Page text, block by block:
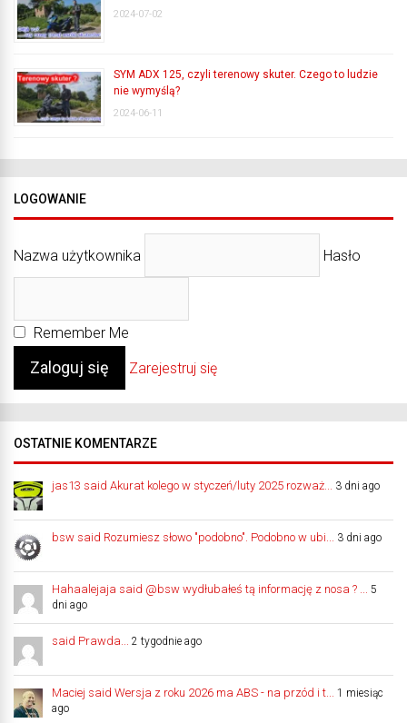
2024-07-02
SYM ADX 125, czyli terenowy skuter. Czego to ludzie
nie wymyślą?
2024-06-11
LOGOWANIE
Nazwa użytkownika Hasło
Remember Me
Zarejestruj się
OSTATNIE KOMENTARZE
jas13 said Akurat kolego w styczeń/luty 2025 rozważ... 3 dni ago
bsw said Rozumiesz słowo "podobno". Podobno w ubi... 3 dni ago
Hahaalejaja said @bsw wydłubałeś tą informację z nosa ? ...
5
dni ago
said Prawda... 2 tygodnie ago
Maciej said Wersja z roku 2026 ma ABS - na przód i t...
1 miesiąc
ago